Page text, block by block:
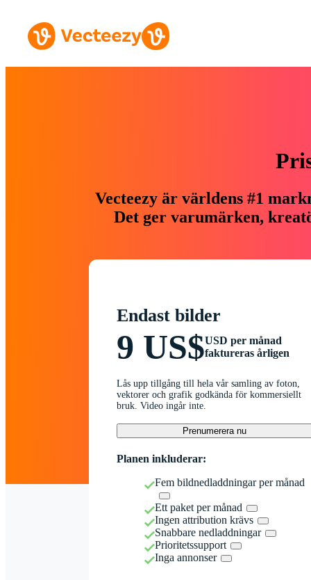
Vecteezy är världens #1
Det ger varumärken,
Endast bilder
9 US$USD per månad
faktureras årligen
Lås upp tillgång till hela vår samling av foton,
vektorer och grafik godkända för kommersiellt
bruk. Video ingår inte.
Prenumerera nu
Planen inkluderar:
Fem bildnedladdningar per månad
Ett paket per månad
Ingen attribution krävs
Snabbare nedladdningar
Prioritetssupport
Inga annonser